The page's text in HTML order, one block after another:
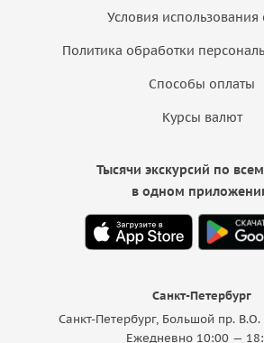
Условия использования
Политика обработки
Способы оплаты
Курсы валют
Санкт-Петербург
Санкт-Петербург, Большой пр.
Ежедневно 10:00 —
Тысячи экскурсий по
в одном